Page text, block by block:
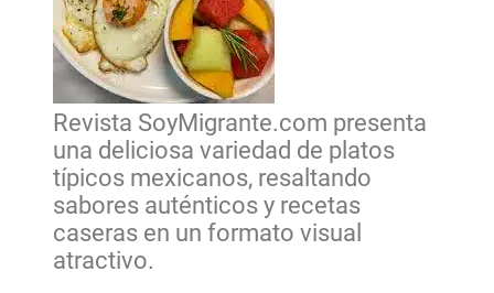
Revista SoyMigrante.com presenta
una deliciosa variedad de platos
típicos mexicanos, resaltando
sabores auténticos y recetas
caseras en un formato visual
atractivo.